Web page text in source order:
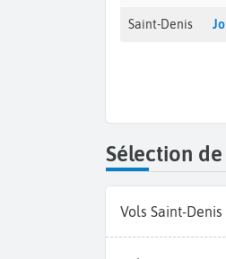
Saint-Denis
Sélection
Vols Saint-Denis